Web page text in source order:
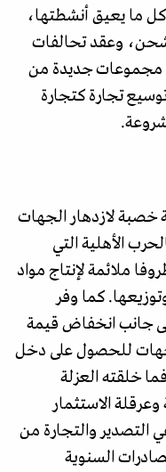
ما يعيق أنشطتها،
وعقد تحالفات
مجموعات جديدة من
تجارة كتجارة
خصبة لازدهار الجهات
الأهلية التي
خلقت ظروفا ملائمة لإنتاج مواد
كما وفر
إلى جانب انخفاض قيمة
للحصول على دخل
خلقته العزلة
الاستثمار
التصدير والتجارة من
السنوية